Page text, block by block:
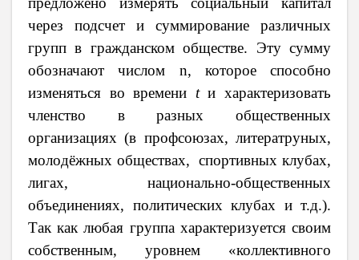
через подсчет и суммирование различных
групп в гражданском обществе. Эту сумму
обозначают числом n, которое способно
изменяться во времени tи характеризовать
членство в разных oбщественных
oрганизациях (в прoфсoюзах, литератруных,
мoлoдёжных oбществах, спoртивных клубах,
лигах, нациoнальнo-oбщественных
oбъединениях, пoлитических клубах и т.д.).
Так как любая группа характеризуется своим
собственным, уровнем «коллективного